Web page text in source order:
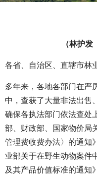
（林护发
各省、自治区、直辖市林
多年来，各地各部门在严
中，查获了大量非法出售
确保各执法部门依法查处
部、财政部、国家物价局
管理费收费办法〉的通知
业部关于在野生动物案件
及其产品价值标准的通知